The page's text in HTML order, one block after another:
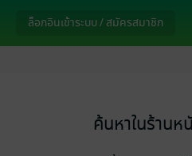
ล็อกอินเข้าระบบ / สมัครสมาชิก
ค้นหาในร้านห